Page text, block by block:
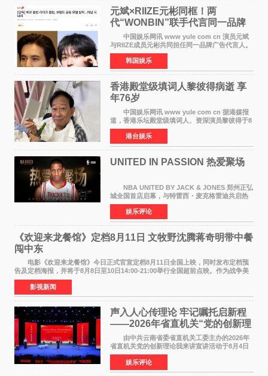
元斌×RIIZE元彬同框！两
代“WONBIN”联手代言同一品牌
颜值天花板合体
中国娱乐网讯 www yule com cn 演员元斌
与RIIZE成员元彬共同担任同一品牌广告代言人。
6日据独家报道，继演员元斌之后，RIIZE元彬最
近也被选为某在线中介平台A公司的共同广告代言
人，两人将作
韩国娱乐
香港殿堂级填词人黎彼得病逝 享
年76岁​
中国娱乐网讯 www yule com cn 据港媒报
道，香港乐坛殿堂级填词人、资深演员黎彼得于8
月5日上午因病离世，终年76岁。好友钟志光透
露，黎彼得今年3月中风后便卧床休养，身体机能
持续衰退，最
港台娱乐
UNITED IN PASSION 热爱聚场
NBA UNITED BY JACK & JONES 郑州正弘
城全国首店启幕，与特雷西・麦克格雷迪共启热
爱 2026 年7 月21 日，
NBAUNITEDBYJACK&JONES 全国首店，于郑
州正弘城正式启幕。NBA 传奇球星
娱乐评论
《欢迎来龙餐馆》定档8月11日 文牧野沈腾蒋奇明带中餐
闯中东
电影《欢迎来龙餐馆》今日正式官宣定档8月11日全国上映，同时发布定档预
告及定档海报，并将于8月8日至10日14:00-21:00举行全国超前点映。作为战争美
食大片，影片讲述的是中国厨师徐福（沈腾
影视新闻
声入人心传理论 牢记嘱托启新程
——2026年省直机关“党的创新理
论我来讲”宣讲活动圆满落幕
由中共云南省委省直机关工委主办的2026年
省直机关党的创新理论我来讲宣讲活动于8月4日
至5日在昆明举办。活动以 "牢记嘱托 感恩奋进
开创云南发展新局面 "为主题，坚持以新时代中国
特色社会主义
娱乐评论